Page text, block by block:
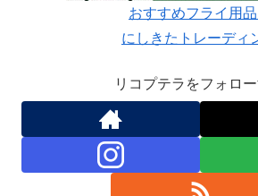
おすすめフライ用
にしきたトレーディ
リコプテラをフォロ